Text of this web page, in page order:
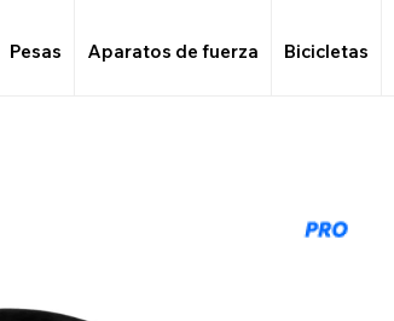
Pesas Aparatos de fuerza Bicicletas